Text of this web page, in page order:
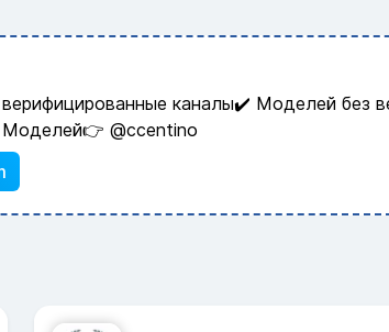
каналы✔️ Моделей без
@ccentino